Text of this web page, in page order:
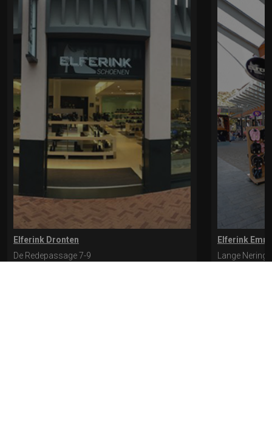
Elferink Dronten
De Redepassage 7-9
Elferink
Lange Nering